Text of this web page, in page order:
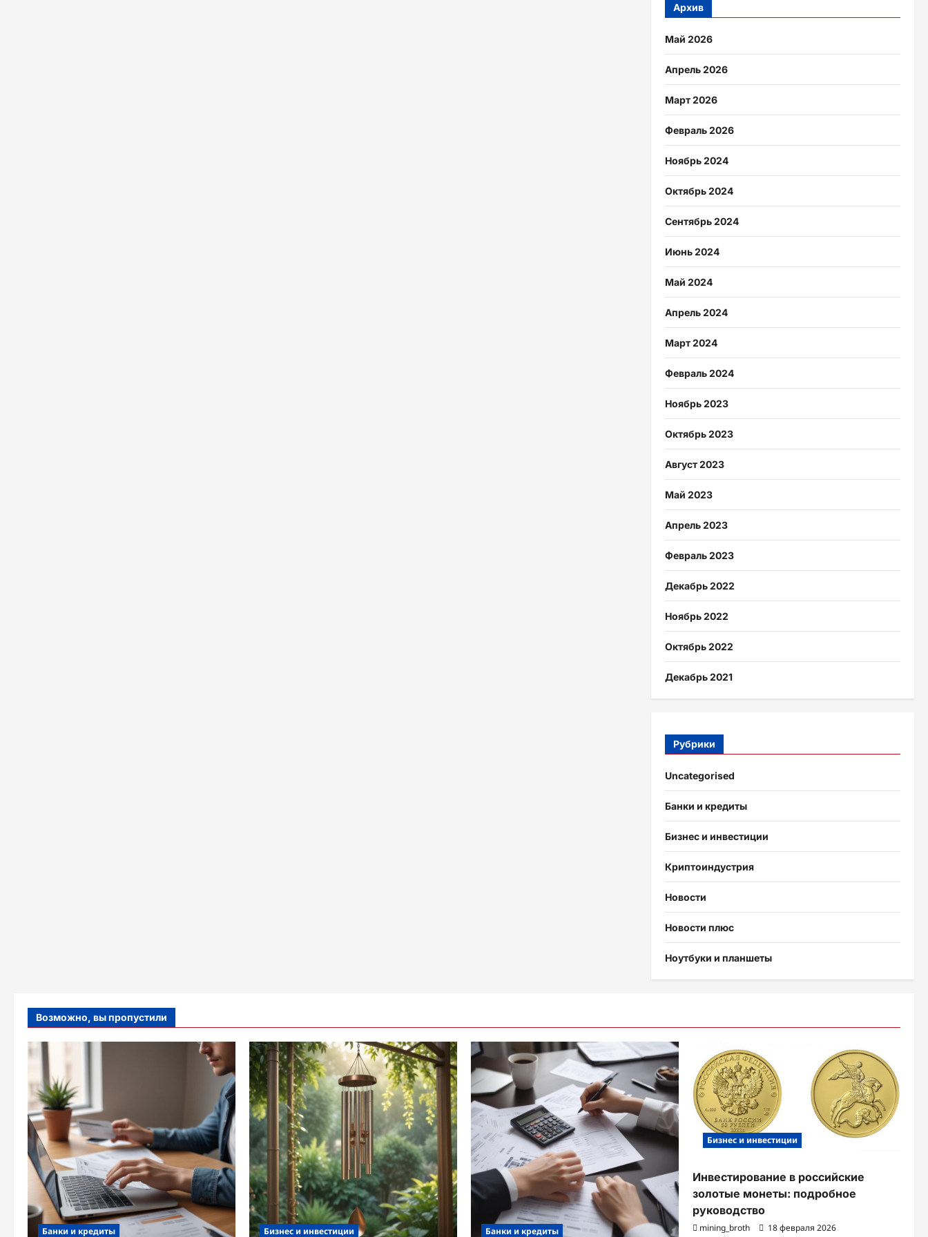
Архив
Май 2026
Апрель 2026
Март 2026
Февраль 2026
Ноябрь 2024
Октябрь 2024
Сентябрь 2024
Июнь 2024
Май 2024
Апрель 2024
Март 2024
Февраль 2024
Ноябрь 2023
Октябрь 2023
Август 2023
Май 2023
Апрель 2023
Февраль 2023
Декабрь 2022
Ноябрь 2022
Октябрь 2022
Декабрь 2021
Рубрики
Uncategorised
Банки и кредиты
Бизнес и инвестиции
Криптоиндустрия
Новости
Новости плюс
Ноутбуки и планшеты
Возможно, вы пропустили
Банки и кредиты Бизнес и инвестиции Банки и кредиты
Бизнес и инвестиции
Инвестирование в российские
золотые монеты: подробное
руководство
mining_broth 18 февраля 2026